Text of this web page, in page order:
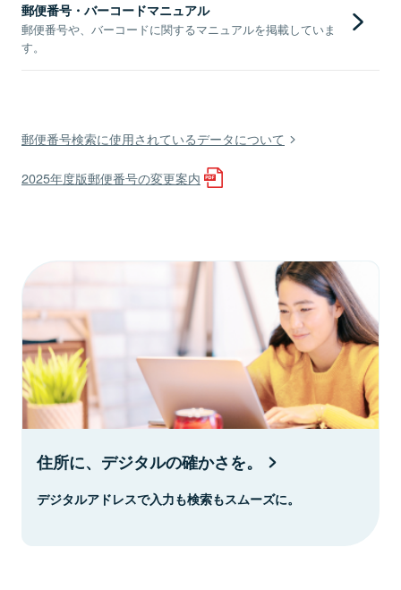
郵便番号・バーコードマニュアル
郵便番号や、バーコードに関するマニュアルを掲載していま
す。
郵便番号検索に使用されているデータについて
2025年度版郵便番号の変更案内
住所に、デジタルの確かさを。
デジタルアドレスで入力も検索もスムーズに。